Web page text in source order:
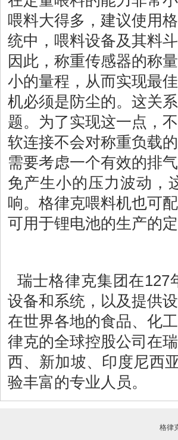
喂料大得多，建议使用
统中，喂料设备及其料
因此，称重传感器的称
小的量程，从而实现最
机必须是防尘的。这关
题。为了实现这一点，
软连接不会对称重负载
需要考虑一个有效的排
免产生小的压力波动，
响。格律克喂料机也可
可用于锂电池的生产的定
瑞士格律克集团在127
设备和系统，以及提供
在世界各地的食品、化
律克的全球控股公司在
西、新加坡、印度尼西
验丰富的专业人员。
格律